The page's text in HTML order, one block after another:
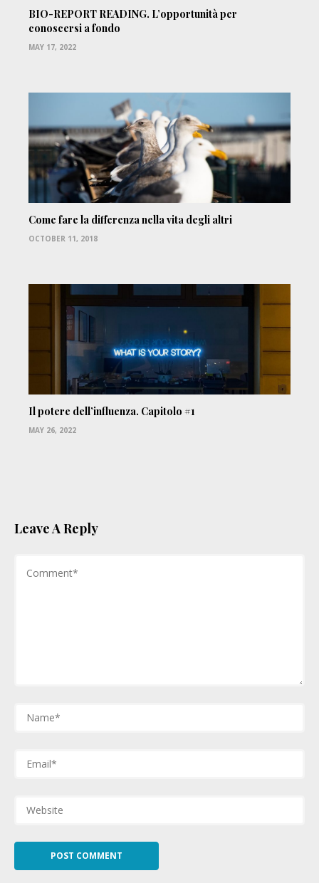
BIO-REPORT READING. L’opportunità per
conoscersi a fondo
MAY 17, 2022
Come fare la differenza nella vita degli altri
OCTOBER 11, 2018
Il potere dell’influenza. Capitolo #1
MAY 26, 2022
Leave A Reply